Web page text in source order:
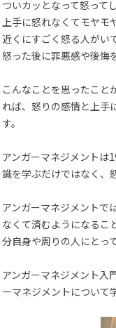
ついカッとなって怒って
上手に怒れなくてモヤモ
近くにすごく怒る人がい
怒った後に罪悪感や後
こんなことを思ったこと
れば、怒りの感情と上手
す。
アンガーマネジメントは
識を学ぶだけではなく、
アンガーマネジメントで
なくて済むようになるこ
分自身や周りの人にとっ
アンガーマネジメント入
ーマネジメントについて